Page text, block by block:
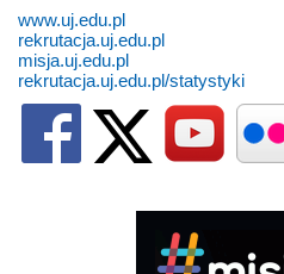
www.uj.edu.pl
rekrutacja.uj.edu.pl
misja.uj.edu.pl
rekrutacja.uj.edu.pl/statystyki